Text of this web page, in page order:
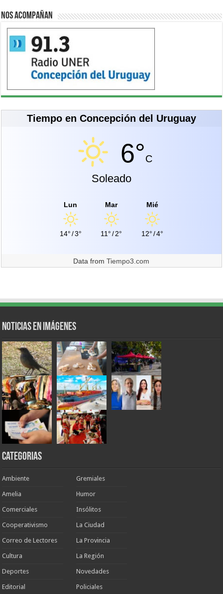
Nos acompañan
Tiempo en Concepción del Uruguay
6°C
Soleado
Lun
14°/3°
Mar
11° /2°
Mié
12°/4°
Data fromTiempo3.com
Noticias en Imágenes
Categorias
Ambiente
Amelia
Comerciales
Cooperativismo
Correo de Lectores
Cultura
Deportes
Editorial
Gremiales
Humor
Insólitos
La Ciudad
La Provincia
La Región
Novedades
Policiales